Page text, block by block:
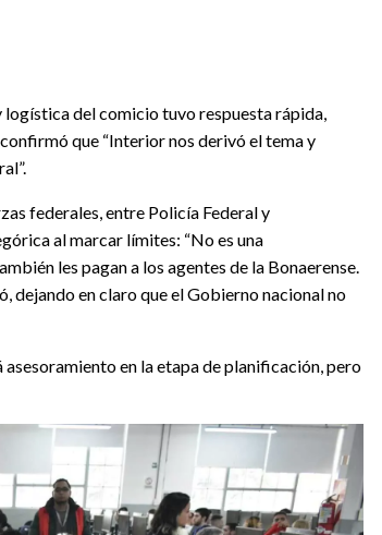
del comicio tuvo respuesta rápida,
que “Interior nos derivó el tema y
federales, entre Policía Federal y
al marcar límites: “No es una
les pagan a los agentes de la Bonaerense.
dejando en claro que el Gobierno nacional no
en la etapa de planificación, pero